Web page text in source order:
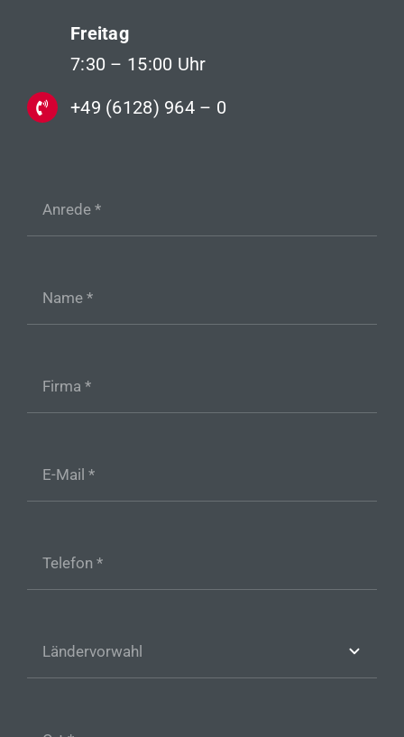
Freitag
7:30 – 15:00 Uhr
+49 (6128) 964 – 0